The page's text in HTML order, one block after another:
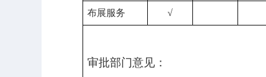
布展服务 √
审批部门意见：